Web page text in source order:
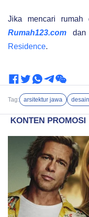
Jika mencari rumah
Rumah123.com dan
Residence.
Tag: arsitektur jawa